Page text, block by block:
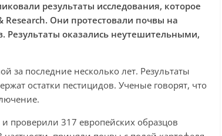
результаты исследования, которое
Research. Они протестовали почвы на
Результаты оказались неутешительными,
за последние несколько лет. Результаты
остатки пестицидов. Ученые говорят, что
проверили 317 европейских образцов